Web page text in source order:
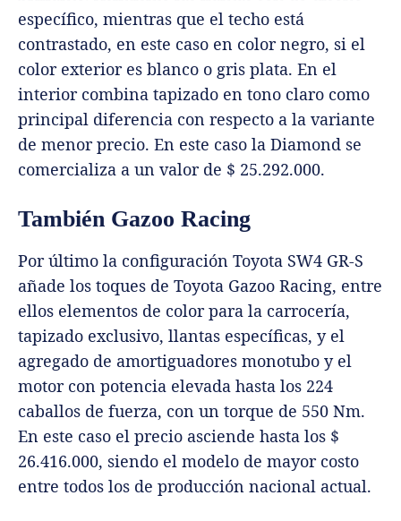
específico, mientras que el techo está
contrastado, en este caso en color negro, si el
color exterior es blanco o gris plata. En el
interior combina tapizado en tono claro como
principal diferencia con respecto a la variante
de menor precio. En este caso la Diamond se
comercializa a un valor de $ 25.292.000.
También Gazoo Racing
Por último la configuración Toyota SW4 GR-S
añade los toques de Toyota Gazoo Racing, entre
ellos elementos de color para la carrocería,
tapizado exclusivo, llantas específicas, y el
agregado de amortiguadores monotubo y el
motor con potencia elevada hasta los 224
caballos de fuerza, con un torque de 550 Nm.
En este caso el precio asciende hasta los $
26.416.000, siendo el modelo de mayor costo
entre todos los de producción nacional actual.